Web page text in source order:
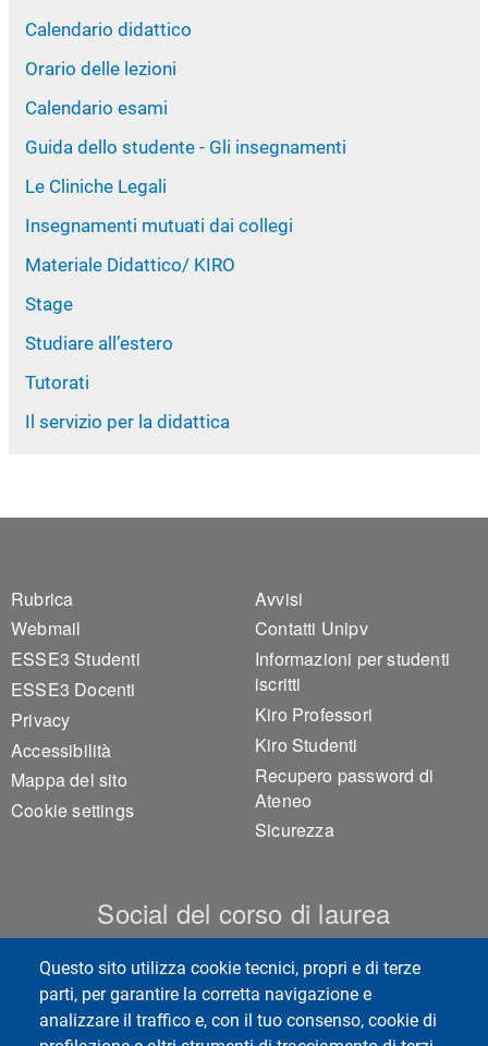
Questo sito utilizza cookie tecnici, propri e di terze
parti, per garantire la corretta navigazione e
analizzare il traffico e, con il tuo consenso, cookie di
Calendario didattico
Orario delle lezioni
Calendario esami
Guida dello studente - Gli insegnamenti
Le Cliniche Legali
Insegnamenti mutuati dai collegi
Materiale Didattico/ KIRO
Stage
Studiare all’estero
Tutorati
Il servizio per la didattica
Footer 1
Rubrica
Webmail
ESSE3 Studenti
ESSE3 Docenti
Privacy
Accessibilità
Mappa del sito
Cookie settings
Footer 2
Avvisi
Contatti Unipv
Informazioni per studenti
iscritti
Kiro Professori
Kiro Studenti
Recupero password di
Ateneo
Sicurezza
Social del corso di laurea